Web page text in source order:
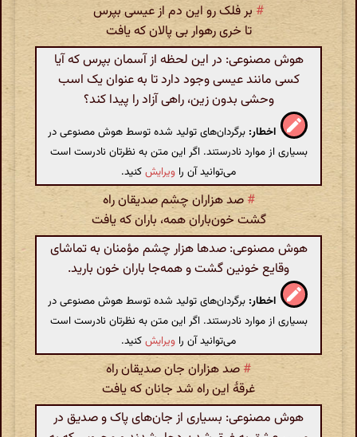
# بر فلک رو این دم از عیسی بپرس
تا خری رهوار بی پالان که یافت
هوش مصنوعی: در این لحظه از آسمان بپرس که آیا
کسی مانند عیسی وجود دارد تا به عنوان یک اسب
وحشی بدون زین، راهی آزاد را پیدا کند؟
اخطار: برگردان‌های تولید شده توسط هوش مصنوعی در
بسیاری از موارد نادرستند. اگر این متن به نظرتان نادرست است
می‌توانید آن را ویرایشکنید.
# صد هزاران چشم صدیقان راه
گشت خون‌باران همه، باران که یافت
هوش مصنوعی: صدها هزار چشم مؤمنان به تماشای
وقایع خونین گشت و همه‌جا باران خون بارید.
اخطار: برگردان‌های تولید شده توسط هوش مصنوعی در
بسیاری از موارد نادرستند. اگر این متن به نظرتان نادرست است
می‌توانید آن را ویرایشکنید.
#صد هزاران جان صدیقان راه
غرقهٔ این راه شد جانان که یافت
هوش مصنوعی: بسیاری از جان‌های پاک و صدیق در